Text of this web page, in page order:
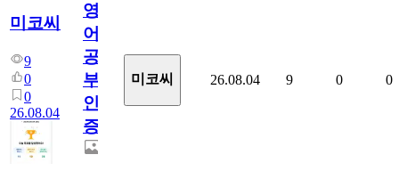
미코씨
9
0
0
26.08.04
영
어
공
부
인
증
미코씨 26.08.04 9 0 0